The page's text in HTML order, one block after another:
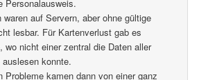
Personalausweis.
waren auf Servern, aber ohne gültige
lesbar. Für Kartenverlust gab es
wo nicht einer zentral die Daten aller
konnte.
Probleme kamen dann von einer ganz